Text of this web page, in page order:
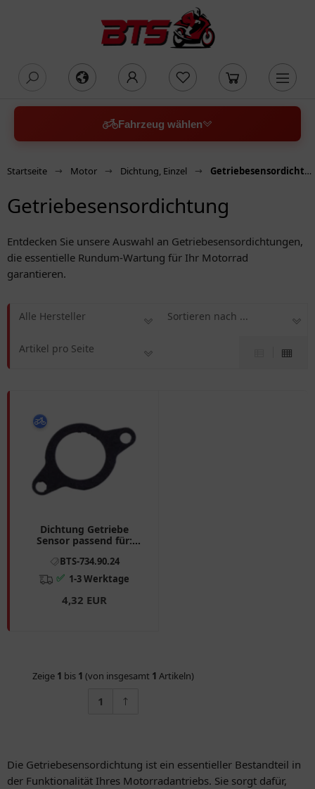
Fahrzeug wählen
Startseite Motor Dichtung, Einzel Getriebesensordichtung
Getriebesensordichtung
Entdecken Sie unsere Auswahl an Getriebesensordichtungen,
die essentielle Rundum-Wartung für Ihr Motorrad
garantieren.
Alle Hersteller Sortieren nach ...
Artikel pro Seite
Dichtung Getriebe
Sensor passend für:
BTS-734.90.24
✅ 1-3 Werktage
4,32 EUR
Zeige 1 bis 1 (von insgesamt 1 Artikeln)
1
Die Getriebesensordichtung ist ein essentieller Bestandteil in
der Funktionalität Ihres Motorradantriebs. Sie sorgt dafür,